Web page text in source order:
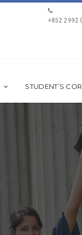
+852 2992
STUDENT’S